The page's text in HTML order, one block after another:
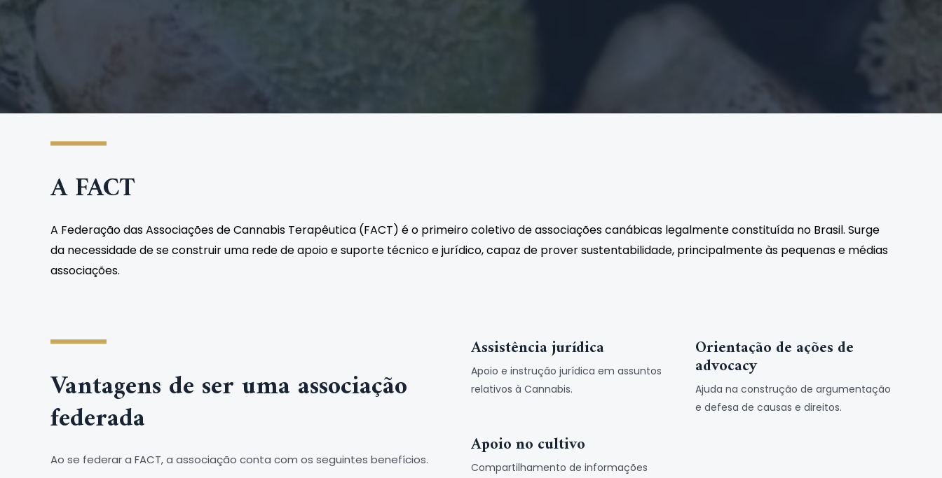
A FACT
A Federação das Associações de Cannabis Terapêutica (FACT) é o primeiro coletivo de associações canábicas legalmente constituída no Brasil. Surge
da necessidade de se construir uma rede de apoio e suporte técnico e jurídico, capaz de prover sustentabilidade, principalmente às pequenas e médias
associações.
Vantagens de ser uma associação
federada
Ao se federar a FACT, a associação conta com os seguintes benefícios.
Assistência jurídica
Apoio e instrução jurídica em assuntos
relativos à Cannabis.
Apoio no cultivo
Compartilhamento de informações
Orientação de ações de
advocacy
Ajuda na construção de argumentação
e defesa de causas e direitos.